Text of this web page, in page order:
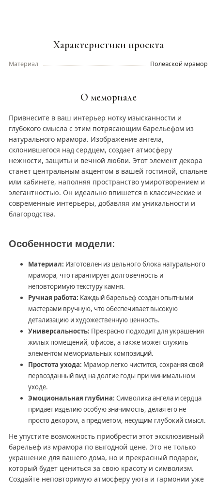
Характеристики проекта
Материал Полевской мрамор
О мемориале
Привнесите в ваш интерьер нотку изысканности и
глубокого смысла с этим потрясающим барельефом из
натурального мрамора. Изображение ангела,
склонившегося над сердцем, создает атмосферу
нежности, защиты и вечной любви. Этот элемент декора
станет центральным акцентом в вашей гостиной, спальне
или кабинете, наполняя пространство умиротворением и
элегантностью. Он идеально впишется в классические и
современные интерьеры, добавляя им уникальности и
благородства.
Особенности модели:
Материал: Изготовлен из цельного блока натурального
мрамора, что гарантирует долговечность и
неповторимую текстуру камня.
Ручная работа: Каждый барельеф создан опытными
мастерами вручную, что обеспечивает высокую
детализацию и художественную ценность.
Универсальность: Прекрасно подходит для украшения
жилых помещений, офисов, а также может служить
элементом мемориальных композиций.
Простота ухода: Мрамор легко чистится, сохраняя свой
первозданный вид на долгие годы при минимальном
уходе.
Эмоциональная глубина: Символика ангела и сердца
придает изделию особую значимость, делая его не
просто декором, а предметом, несущим глубокий смысл.
Не упустите возможность приобрести этот эксклюзивный
барельеф из мрамора по выгодной цене. Это не только
украшение для вашего дома, но и прекрасный подарок,
который будет цениться за свою красоту и символизм.
Создайте неповторимую атмосферу уюта и гармонии уже